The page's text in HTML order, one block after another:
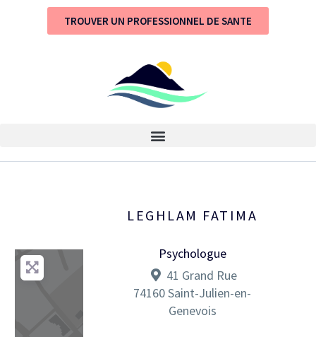
TROUVER UN PROFESSIONNEL DE SANTE
LEGHLAM FATIMA
Psychologue
41 Grand Rue
74160Saint-Julien-en-
Genevois